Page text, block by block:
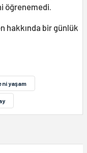
öğrenemedi.
hakkında bir günlük
yaşam